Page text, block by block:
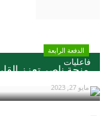
فاعليات
الدفعة الرابعة
منحة ناصر تعزز
مايو 27, 2023